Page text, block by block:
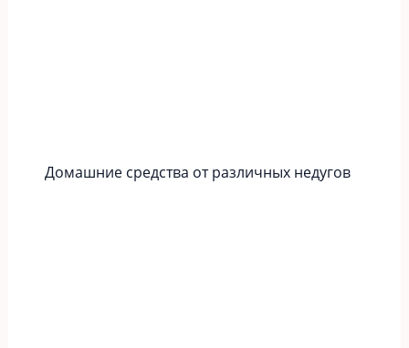
Домашние средства от различных недугов